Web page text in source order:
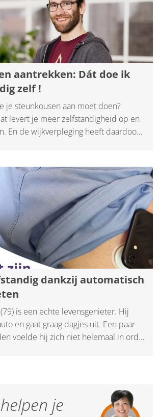
Dát doe ik
zelf !
je steunkousen aan moet doen?
levert je meer zelfstandigheid op en
En de wijkverpleging heeft daardoor
zijn team wordt aangepakt.
dankzij automatisch
is een echte levensgenieter. Hij
en gaat graag dagjes uit. Een paar
voelde hij zich niet helemaal in orde,
je